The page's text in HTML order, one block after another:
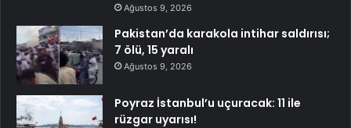
Ağustos 9, 2026
Pakistan’da karakola intihar saldırısı;
7 ölü, 15 yaralı
Ağustos 9, 2026
Poyraz İstanbul’u uçuracak: 11 ile
rüzgar uyarısı!